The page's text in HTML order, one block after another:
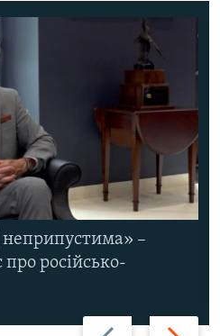
Назад Вперед
–
російсько-